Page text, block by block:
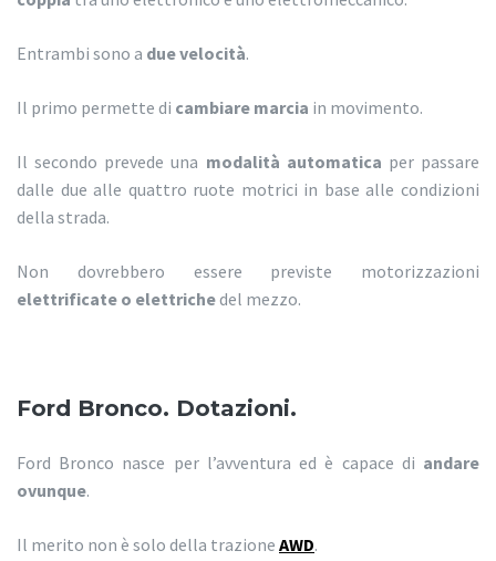
Entrambi sono a due velocità.
Il primo permette di cambiare marcia in movimento.
Il secondo prevede una modalità automatica per passare
dalle due alle quattro ruote motrici in base alle condizioni
della strada.
Non dovrebbero essere previste motorizzazioni
elettrificate o elettrichedel mezzo.
Ford Bronco. Dotazioni.
Ford Bronco nasce per l’avventura ed è capace di andare
ovunque.
Il merito non è solo della trazione AWD.